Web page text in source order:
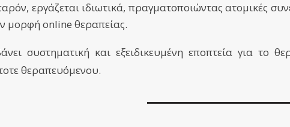
εργάζεται ιδιωτικά, πραγματοποιώντας ατομικές
μορφή online θεραπείας.
συστηματική και εξειδικευμένη εποπτεία για το
θεραπευόμενου.